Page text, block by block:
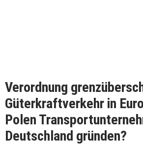
Verordnung
Güterkraftverkehr in
Polen
Deutschland gründen?